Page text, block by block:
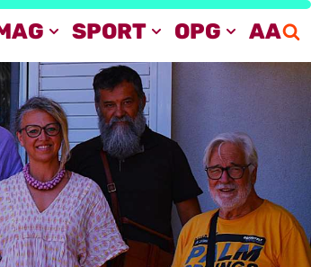
SPORT OPG AA